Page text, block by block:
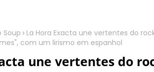
ENTREVISTAS COBERTURAS DE SHOWS
Soup
La Hora Exacta une vertentes do
com um lirismo em espanhol
une vertentes do